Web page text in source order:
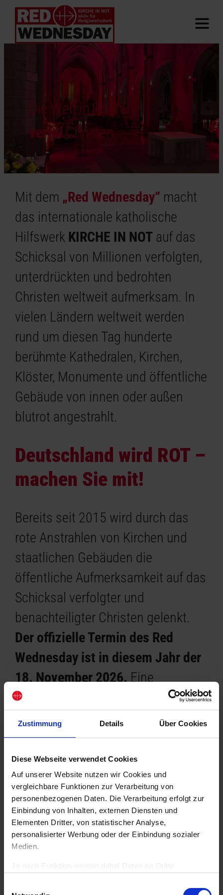
Zustimmung Details Über Cookies
Diese Webseite verwendet Cookies
Auf unserer Website nutzen wir Cookies und
vergleichbare Funktionen zur Verarbeitung von
personenbezogenen Daten. Die Verarbeitung erfolgt zur
Einbindung von Inhalten, externen Diensten und
Elementen Dritter, von statistischer Analyse,
personalisierter Werbung oder der Einbindung sozialer
Medien.
Je nach Funktion werden dabei Daten an Dritte
Einwilligung ist freiwillig, für die Nutzung unserer Website
Die Welt in Rot für
vChristen.
Mit dem „Red Wednesday“ macht
das internationale katholische
Hilfswerk KIRCHE IN NOT auf das
Schicksal von Millionen verfolgten,
unterdrückten und bedrohten
Christen weltweit aufmerksam. In
vielen Ländern weltweit werden
rund um diesen Tag hunderte
berühmte Kathedralen, Kirchen,
Klöster, Monumente und öffentliche
Gebäude von innen oder außen
blutrot angestrahlt.
Deutschland wird ROT –
machen Sie mit!
Bereits seit 2015 wird durch das
rote Anstrahlen von Kirchen und
staatlichen Gebäuden die
öffentliche Aufmerksamkeit auf das
Schicksal verfolgter und
benachteiligter Christen gelenkt.
Der offizielle Termin des Red
Wednesday ist in diesem Jahr der
18. November 2026.Eine
Teilnahme ist aber im gesamten
Aktionszeitraum möglich.
Setzen Sie ein Zeichen
der Solidarität mit
verfolgten Christen:
1. – 22. November